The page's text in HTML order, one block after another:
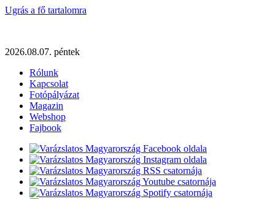
Ugrás a fő tartalomra
2026.08.07. péntek
Rólunk
Kapcsolat
Fotópályázat
Magazin
Webshop
Fajbook